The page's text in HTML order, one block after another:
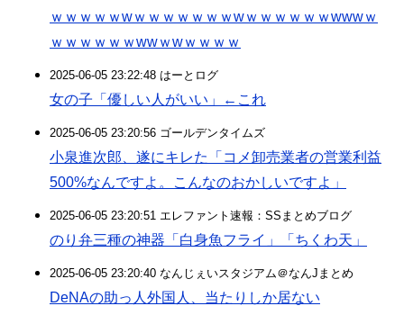
ｗｗｗｗｗwｗｗｗｗｗｗｗwｗｗｗｗｗｗwwwｗ
ｗｗｗｗｗｗwwｗwｗｗｗｗ
2025-06-05 23:22:48 はーとログ
女の子「優しい人がいい」←これ
2025-06-05 23:20:56 ゴールデンタイムズ
小泉進次郎、遂にキレた「コメ卸売業者の営業利益
500%なんですよ。こんなのおかしいですよ」
2025-06-05 23:20:51 エレファント速報：SSまとめブログ
のり弁三種の神器「白身魚フライ」「ちくわ天」
2025-06-05 23:20:40 なんじぇいスタジアム＠なんJまとめ
DeNAの助っ人外国人、当たりしか居ない